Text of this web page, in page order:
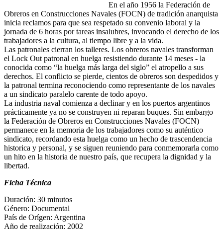
En el año 1956 la Federación de
Obreros en Construcciones Navales (FOCN) de tradición anarquista
inicia reclamos para que sea respetado su convenio laboral y la
jornada de 6 horas por tareas insalubres, invocando el derecho de los
trabajadores a la cultura, al tiempo libre y a la vida.
Las patronales cierran los talleres. Los obreros navales transforman
el Lock Out patronal en huelga resistiendo durante 14 meses - la
conocida como “la huelga más larga del siglo” el atropello a sus
derechos. El conflicto se pierde, cientos de obreros son despedidos y
la patronal termina reconociendo como representante de los navales
a un sindicato paralelo carente de todo apoyo.
La industria naval comienza a declinar y en los puertos argentinos
prácticamente ya no se construyen ni reparan buques. Sin embargo
la Federación de Obreros en Construcciones Navales (FOCN)
permanece en la memoria de los trabajadores como su auténtico
sindicato, recordando esta huelga como un hecho de trascendencia
historica y personal, y se siguen reuniendo para conmemorarla como
un hito en la historia de nuestro país, que recupera la dignidad y la
libertad.
Ficha Técnica
Duración: 30 minutos
Género: Documental
País de Orígen: Argentina
Año de realización: 2002